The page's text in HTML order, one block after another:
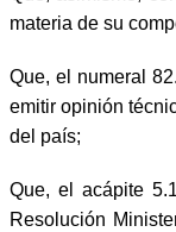
materia de su
Que, el numeral
emitir opinión
del país;
Que, el acápite
Resolución